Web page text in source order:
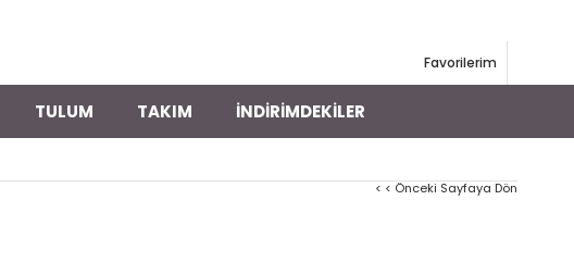
Favorilerim
TULUM TAKIM İNDİRİMDEKİLER
< < Önceki Sayfaya Dön